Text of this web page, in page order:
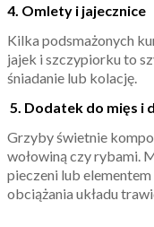
4. Omlety i jajecznice
Kilka podsmażonych
jajek i szczypiorku to
śniadanie lub kolację.
5. Dodatek do mięs i
Grzyby świetnie
wołowiną czy rybami.
pieczeni lub
obciążania układu